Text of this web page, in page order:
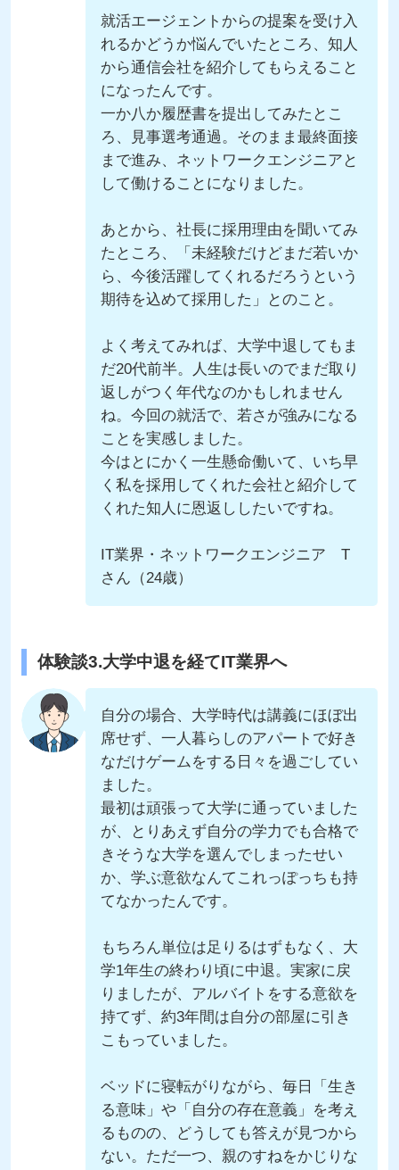
就活エージェントからの提案を受け入
れるかどうか悩んでいたところ、知人
から通信会社を紹介してもらえること
になったんです。
一か八か履歴書を提出してみたとこ
ろ、見事選考通過。そのまま最終面接
まで進み、ネットワークエンジニアと
して働けることになりました。
あとから、社長に採用理由を聞いてみ
たところ、「未経験だけどまだ若いか
ら、今後活躍してくれるだろうという
期待を込めて採用した」とのこと。
よく考えてみれば、大学中退してもま
だ20代前半。人生は長いのでまだ取り
返しがつく年代なのかもしれません
ね。今回の就活で、若さが強みになる
ことを実感しました。
今はとにかく一生懸命働いて、いち早
く私を採用してくれた会社と紹介して
くれた知人に恩返ししたいですね。
IT業界・ネットワークエンジニア T
さん（24歳）
体験談3.大学中退を経てIT業界へ
自分の場合、大学時代は講義にほぼ出
席せず、一人暮らしのアパートで好き
なだけゲームをする日々を過ごしてい
ました。
最初は頑張って大学に通っていました
が、とりあえず自分の学力でも合格で
きそうな大学を選んでしまったせい
か、学ぶ意欲なんてこれっぽっちも持
てなかったんです。
もちろん単位は足りるはずもなく、大
学1年生の終わり頃に中退。実家に戻
りましたが、アルバイトをする意欲を
持てず、約3年間は自分の部屋に引き
こもっていました。
ベッドに寝転がりながら、毎日「生き
る意味」や「自分の存在意義」を考え
るものの、どうしても答えが見つから
ない。ただ一つ、親のすねをかじりな